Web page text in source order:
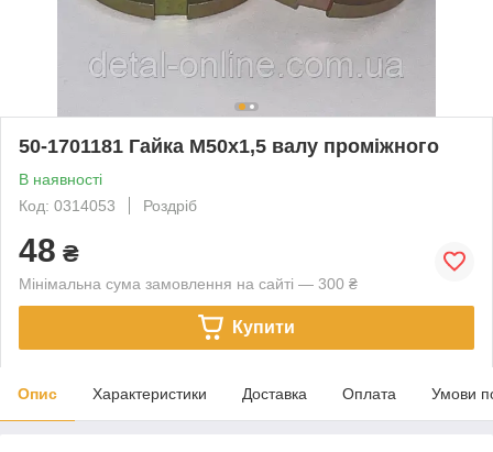
50-1701181 Гайка М50х1,5 валу проміжного
В наявності
Код: 0314053
Роздріб
48 ₴
Мінімальна сума замовлення на сайті — 300 ₴
Купити
Опис Характеристики Доставка Оплата Умови